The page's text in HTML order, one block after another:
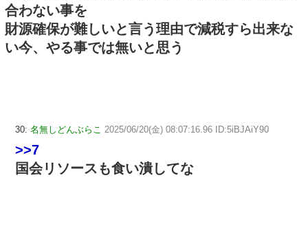
合わない事を
財源確保が難しいと言う理由で減税すら出来な
い今、やる事では無いと思う
30: 名無しどんぶらこ 2025/06/20(金) 08:07:16.96 ID:5iBJAiY90
>>7
国会リソースも食い潰してな